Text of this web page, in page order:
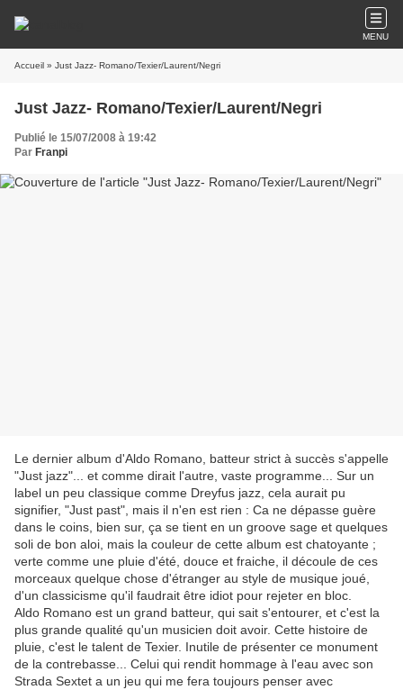
MENU
Accueil » Just Jazz- Romano/Texier/Laurent/Negri
Just Jazz- Romano/Texier/Laurent/Negri
Publié le 15/07/2008 à 19:42
Par Franpi
Le dernier album d'Aldo Romano, batteur strict à succès s'appelle
"Just jazz"... et comme dirait l'autre, vaste programme... Sur un
label un peu classique comme Dreyfus jazz, cela aurait pu
signifier, "Just past", mais il n'en est rien : Ca ne dépasse guère
dans le coins, bien sur, ça se tient en un groove sage et quelques
soli de bon aloi, mais la couleur de cette album est chatoyante ;
verte comme une pluie d'été, douce et fraiche, il découle de ces
morceaux quelque chose d'étranger au style de musique joué,
d'un classicisme qu'il faudrait être idiot pour rejeter en bloc.
Aldo Romano est un grand batteur, qui sait s'entourer, et c'est la
plus grande qualité qu'un musicien doit avoir. Cette histoire de
pluie, c'est le talent de Texier. Inutile de présenter ce monument
de la contrebasse... Celui qui rendit hommage à l'eau avec son
Strada Sextet a un jeu qui me fera toujours penser avec